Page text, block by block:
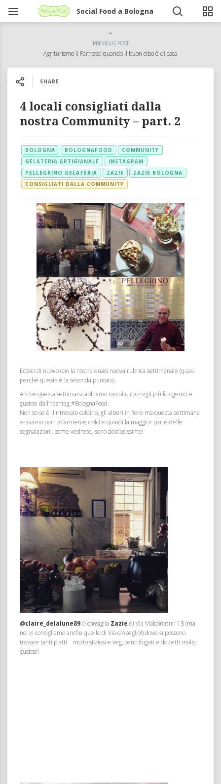
Social Food a Bologna
PREVIOUS POST
Agriturismo il Farneto: quando il buon cibo è di casa
SHARE
4 locali consigliati dalla
nostra Community – part. 2
BOLOGNA BOLOGNAFOOD
COMMUNITY
GELATERIA ARTIGIANALE
INSTAGRAM
PELLEGRINO GELATERIA
ZAZIE
ZAZIE BOLOGNA
CONSIGLIATI DALLA COMMUNITY
Eccoci di nuovo con la nostra quasi nuova rubrica settimanale (quasi
perché questa è la seconda puntata).
Anche questa settimana abbiamo raccolto i consigli più fotogenici e
gustosi dall’hashtag #BolognaFood.
Non so se è il ritrovato caldino, gli alberi in fiore ma questa settimana
eravamo particolarmente dolci e quindi la maggior parte delle
segnalazioni, come vedrete, sono dolciosissime!
@claire_delalune89ci consiglia Zazie di Via Malcontenti 13 (ma
noi vi consigliamo anche quello di Via d’Azeglio!) dove si possono
trovare tanti piatti molto sfiziosi e veg, centrifugati e dolcetti molto
gustosi!